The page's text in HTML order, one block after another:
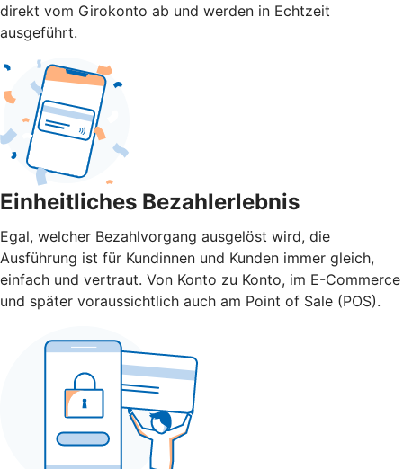
direkt vom Girokonto ab und werden in Echtzeit
ausgeführt.
Einheitliches Bezahlerlebnis
Egal, welcher Bezahlvorgang ausgelöst wird, die
Ausführung ist für Kundinnen und Kunden immer gleich,
einfach und vertraut. Von Konto zu Konto, im E-Commerce
und später voraussichtlich auch am Point of Sale (POS).